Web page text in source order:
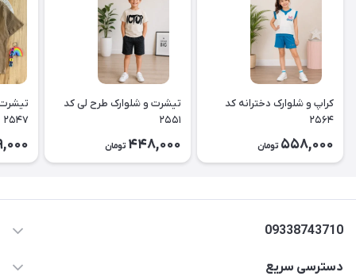
کراپ و شلوارک دخترانه کد
۲۵۶۴
558,000 تومان
تیشرت و شلوارک طرح لی کد
۲۵۵۱
448,000 تومان
۲۵۴۷
09338743710
دسترسی سریع